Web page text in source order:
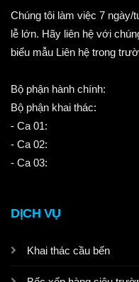
Chúng tôi làm việc 7 ngày/
lễ lớn. Hãy liên hệ với
biểu mẫu Liên hệ trong
Bộ phận hành chính:
Bộ phận khai thác:
- Ca 01:
- Ca 02:
- Ca 03:
DỊCH VỤ
Khai thác cầu bến